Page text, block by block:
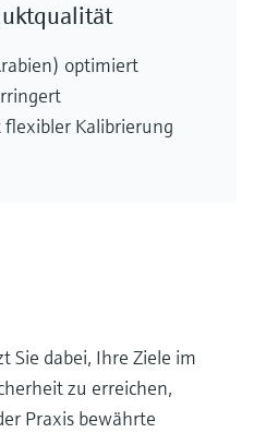
optimiert
Kalibrierung
Sie dabei, Ihre Ziele im
zu erreichen,
Praxis bewährte